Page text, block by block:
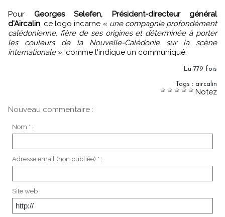
Pour Georges Selefen, Président-directeur général
d'Aircalin , ce logo incarne « une compagnie profondément
calédonienne, fière de ses origines et déterminée à porter
les couleurs de la Nouvelle-Calédonie sur la scène
internationale», comme l'indique un communiqué.
Lu 779 fois
Tags : aircalin
Notez
Nouveau commentaire :
Nom * :
Adresse email (non publiée) * :
Site web :